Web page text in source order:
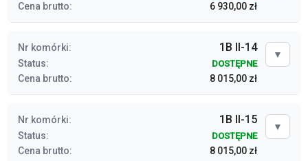
Cena brutto: 6 930,00 zł
Nr komórki: 1B II-14
Status: DOSTĘPNE
Cena brutto: 8 015,00 zł
▼
Nr komórki: 1B II-15
Status: DOSTĘPNE
Cena brutto: 8 015,00 zł
▼